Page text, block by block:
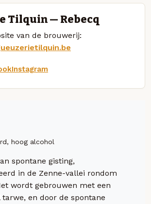
Tilquin — Rebecq
van de brouwerij:
Instagram
hoog alcohol
spontane gisting,
in de Zenne-vallei rondom
wordt gebrouwen met een
tarwe, en door de spontane